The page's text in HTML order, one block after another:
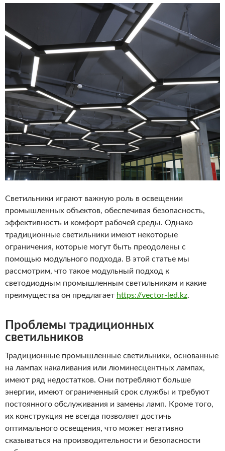
Светильники играют важную роль в освещении
промышленных объектов, обеспечивая безопасность,
эффективность и комфорт рабочей среды. Однако
традиционные светильники имеют некоторые
ограничения, которые могут быть преодолены с
помощью модульного подхода. В этой статье мы
рассмотрим, что такое модульный подход к
светодиодным промышленным светильникам и какие
преимущества он предлагает https://vector-led.kz.
Проблемы традиционных
светильников
Традиционные промышленные светильники, основанные
на лампах накаливания или люминесцентных лампах,
имеют ряд недостатков. Они потребляют больше
энергии, имеют ограниченный срок службы и требуют
постоянного обслуживания и замены ламп. Кроме того,
их конструкция не всегда позволяет достичь
оптимального освещения, что может негативно
сказываться на производительности и безопасности